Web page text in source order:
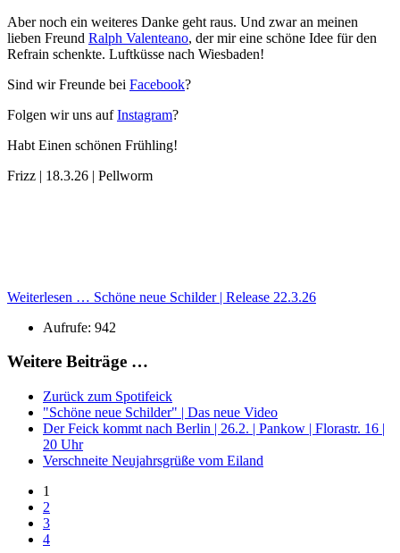
Aber noch ein weiteres Danke geht raus. Und zwar an meinen
lieben Freund Ralph Valenteano, der mir eine schöne Idee für den
Refrain schenkte. Luftküsse nach Wiesbaden!
Sind wir Freunde bei Facebook?
Folgen wir uns aufInstagram?
Habt Einen schönen Frühling!
Frizz | 18.3.26 | Pellworm
Weiterlesen … Schöne neue Schilder | Release 22.3.26
Aufrufe: 942
Weitere Beiträge …
Zurück zum Spotifeick
"Schöne neue Schilder" | Das neue Video
Der Feick kommt nach Berlin | 26.2. | Pankow | Florastr. 16 |
20 Uhr
Verschneite Neujahrsgrüße vom Eiland
1
2
3
4